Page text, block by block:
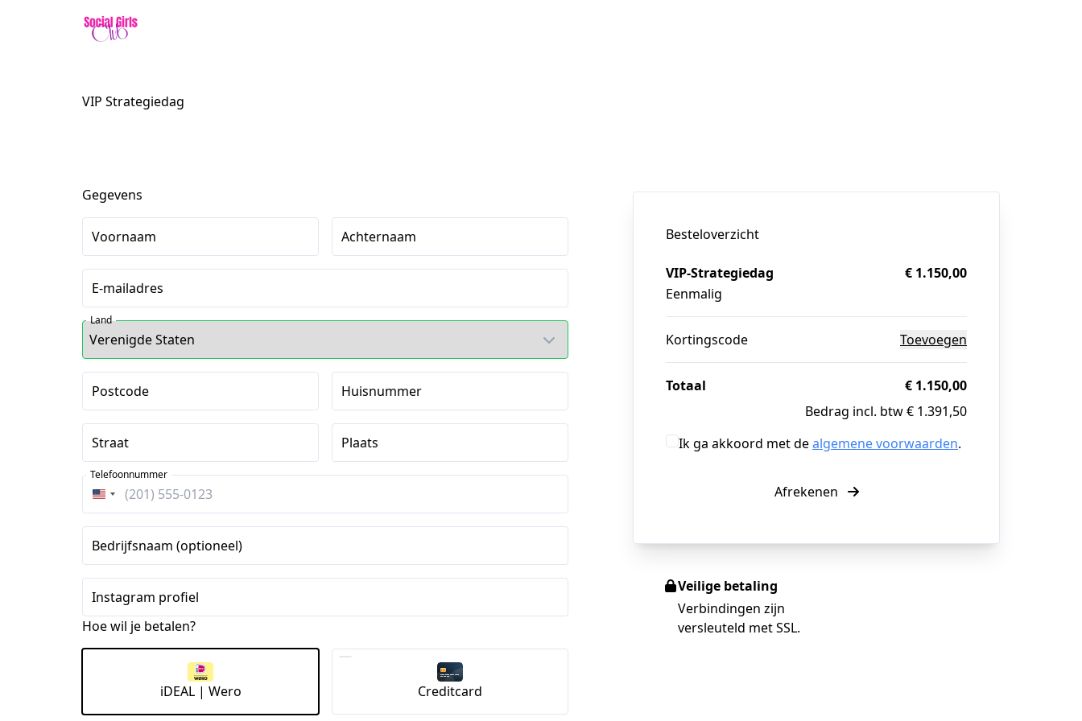
VIP Strategiedag
Gegevens
Voornaam Achternaam
E-mailadres
Land
Postcode Huisnummer
Straat Plaats
Verenigde
Staten
+1
Telefoonnummer
Bedrijfsnaam (optioneel)
Instagram profiel
Hoe wil je betalen?
iDEAL | Wero Creditcard
Besteloverzicht
VIP-Strategiedag
Eenmalig
€ 1.150,00
Kortingscode Toevoegen
Totaal
€ 1.150,00
Bedrag incl. btw € 1.391,50
Ik ga akkoord met dealgemene voorwaarden.
Afrekenen
Veilige betaling
Verbindingen zijn
versleuteld met SSL.